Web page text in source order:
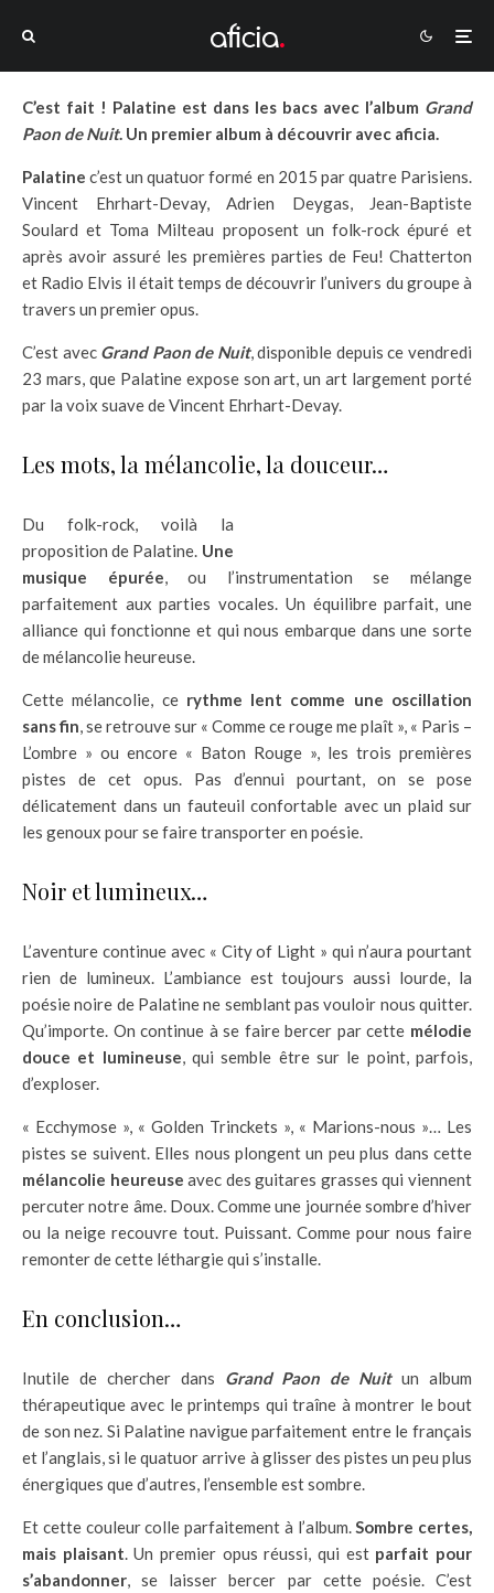
C’est fait ! Palatine est dans les bacs avec l’album Grand
Paon de Nuit. Un premier album à découvrir avec aficia.
Palatine c’est un quatuor formé en 2015 par quatre Parisiens.
Vincent Ehrhart-Devay, Adrien Deygas, Jean-Baptiste
Soulard et Toma Milteau proposent un folk-rock épuré et
après avoir assuré les premières parties de Feu! Chatterton
et Radio Elvis il était temps de découvrir l’univers du groupe à
travers un premier opus.
C’est avec Grand Paon de Nuit, disponible depuis ce vendredi
23 mars, que Palatine expose son art, un art largement porté
par la voix suave de Vincent Ehrhart-Devay.
Les mots, la mélancolie, la douceur…
Du folk-rock, voilà la
proposition de Palatine. Une
musique épurée, ou l’instrumentation se mélange
parfaitement aux parties vocales. Un équilibre parfait, une
alliance qui fonctionne et qui nous embarque dans une sorte
de mélancolie heureuse.
Cette mélancolie, ce rythme lent comme une oscillation
sans fin, se retrouve sur « Comme ce rouge me plaît », « Paris –
L’ombre » ou encore « Baton Rouge », les trois premières
pistes de cet opus. Pas d’ennui pourtant, on se pose
délicatement dans un fauteuil confortable avec un plaid sur
les genoux pour se faire transporter en poésie.
Noir et lumineux…
L’aventure continue avec « City of Light » qui n’aura pourtant
rien de lumineux. L’ambiance est toujours aussi lourde, la
poésie noire de Palatine ne semblant pas vouloir nous quitter.
Qu’importe. On continue à se faire bercer par cette mélodie
douce et lumineuse, qui semble être sur le point, parfois,
d’exploser.
« Ecchymose », « Golden Trinckets », « Marions-nous »… Les
pistes se suivent. Elles nous plongent un peu plus dans cette
mélancolie heureuse avec des guitares grasses qui viennent
percuter notre âme. Doux. Comme une journée sombre d’hiver
ou la neige recouvre tout. Puissant. Comme pour nous faire
remonter de cette léthargie qui s’installe.
En conclusion…
Inutile de chercher dans Grand Paon de Nuitun album
thérapeutique avec le printemps qui traîne à montrer le bout
de son nez. Si Palatine navigue parfaitement entre le français
et l’anglais, si le quatuor arrive à glisser des pistes un peu plus
énergiques que d’autres, l’ensemble est sombre.
Et cette couleur colle parfaitement à l’album.Sombre certes,
mais plaisant. Un premier opus réussi, qui est parfait pour
s’abandonner, se laisser bercer par cette poésie. C’est